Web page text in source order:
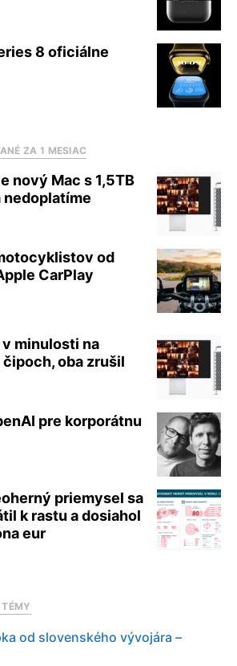
8 oficiálne
ZA 1 MESIAC
nový Mac s 1,5TB
nedoplatíme
od
CarPlay
minulosti na
oba zrušil
pre korporátnu
priemysel sa
k rastu a dosiahol
eur
od slovenského vývojára –